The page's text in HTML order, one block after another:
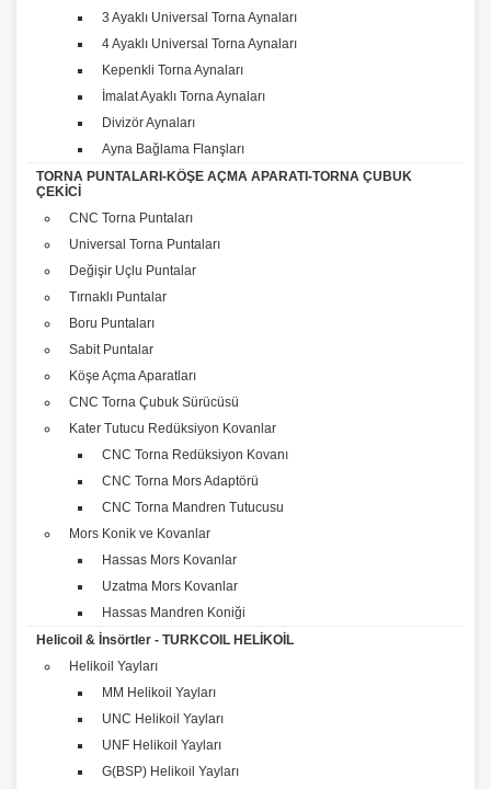
3 Ayaklı Universal Torna Aynaları
4 Ayaklı Universal Torna Aynaları
Kepenkli Torna Aynaları
İmalat Ayaklı Torna Aynaları
Divizör Aynaları
Ayna Bağlama Flanşları
TORNA PUNTALARI-KÖŞE AÇMA APARATI-TORNA ÇUBUK
ÇEKİCİ
CNC Torna Puntaları
Universal Torna Puntaları
Değişir Uçlu Puntalar
Tırnaklı Puntalar
Boru Puntaları
Sabit Puntalar
Köşe Açma Aparatları
CNC Torna Çubuk Sürücüsü
Kater Tutucu Redüksiyon Kovanlar
CNC Torna Redüksiyon Kovanı
CNC Torna Mors Adaptörü
CNC Torna Mandren Tutucusu
Mors Konik ve Kovanlar
Hassas Mors Kovanlar
Uzatma Mors Kovanlar
Hassas Mandren Koniği
Helicoil & İnsörtler - TURKCOIL HELİKOİL
Helikoil Yayları
MM Helikoil Yayları
UNC Helikoil Yayları
UNF Helikoil Yayları
G(BSP) Helikoil Yayları